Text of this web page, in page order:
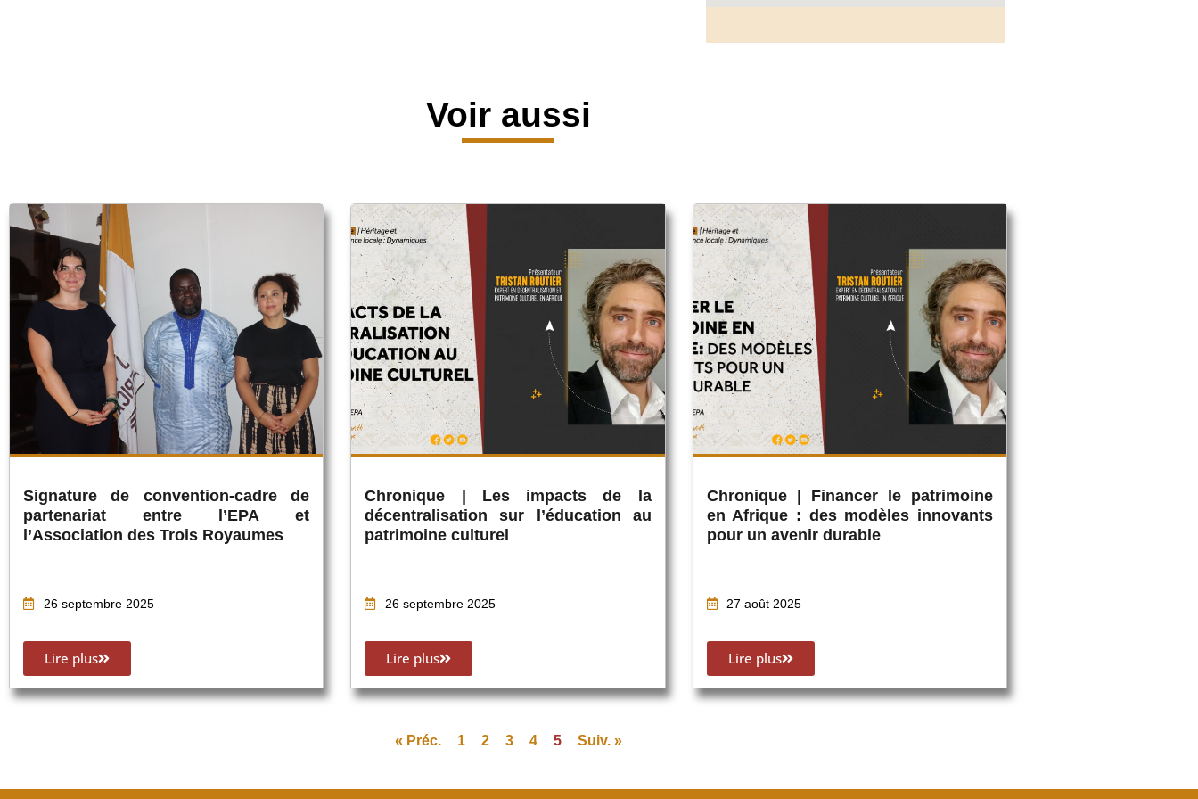
Voir aussi
Signature de convention-cadre de
partenariat entre l’EPA et
l’Association des Trois Royaumes
26 septembre 2025
Lire plus
Chronique | Les impacts de la
décentralisation sur l’éducation au
patrimoine culturel
26 septembre 2025
Lire plus
Chronique | Financer le patrimoine
en Afrique : des modèles innovants
pour un avenir durable
27 août 2025
Lire plus
« Préc. 1 2 3 4 5 Suiv. »